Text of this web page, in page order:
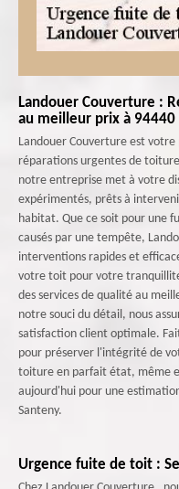
Landouer Couverture :
au meilleur prix à 94440
Landouer Couverture est
réparations urgentes de
notre entreprise met à votre
expérimentés, prêts à
habitat. Que ce soit pour une
causés par une tempête,
interventions rapides et
votre toit pour votre
des services de qualité au
notre souci du détail, nous
satisfaction client optimale.
pour préserver l'intégrité de
toiture en parfait état, même
aujourd'hui pour une
Santeny.
Urgence fuite de toit :